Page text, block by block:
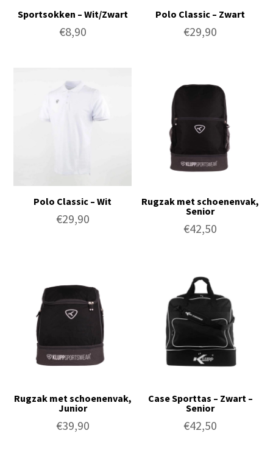
Sportsokken – Wit/Zwart
€8,90
Polo Classic – Zwart
€29,90
Polo Classic – Wit
€29,90
Rugzak met schoenenvak,
Senior
€42,50
Rugzak met schoenenvak,
Junior
€39,90
Case Sporttas – Zwart –
Senior
€42,50